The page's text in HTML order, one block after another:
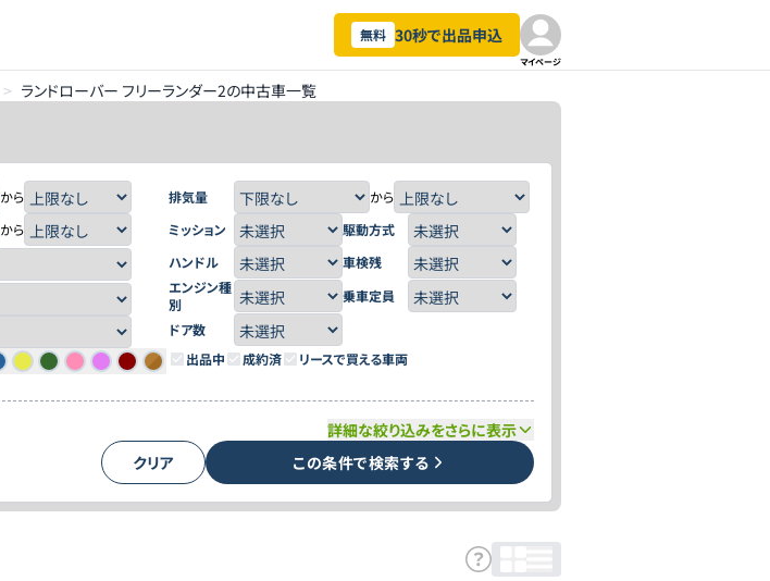
無料 30秒で出品申込
マイページ
> ランドローバー フリーランダー2の中古車一覧
から
から
排気量
から
ミッション
駆動方式
ハンドル
車検残
エンジン種
別
乗車定員
ドア数
出品中
成約済 リースで買える車両
詳細な絞り込みをさらに表示
クリア この条件で検索する